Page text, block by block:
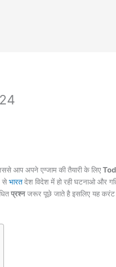
आप अपने एग्जाम की तैयारी के लिए
से भारतदेश विदेश में हो रही घटनाओ और
प्रश्नजरूर पूछे जाते है इसलिए यह